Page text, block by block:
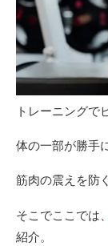
トレーニングで
体の一部が勝手
筋肉の震えを防
そこでここでは、
紹介。